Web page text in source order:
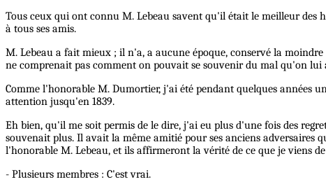
Tous ceux qui ont connu M. Lebeau savent qu'il était le meilleur des
à tous ses amis.
M. Lebeau a fait mieux ; il n'a, a aucune époque, conservé la
ne comprenait pas comment on pouvait se souvenir du mal qu'on
Comme l'honorable M. Dumortier, j'ai été pendant quelques années
attention jusqu'en 1839.
Eh bien, qu'il me soit permis de le dire, j'ai eu plus d'une fois des
souvenait plus. Il avait la même amitié pour ses anciens adversaires
l'honorable M. Lebeau, et ils affirmeront la vérité de ce que je viens
- Plusieurs membres : C'est vrai.